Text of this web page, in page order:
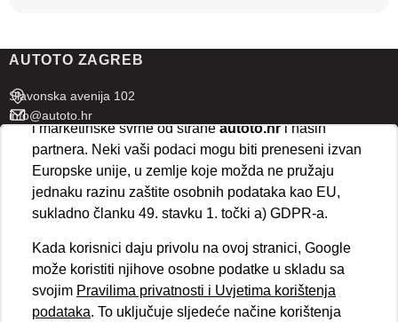
AUTOTO ZAGREB
Slavonska avenija 102
info@autoto.hr
Pon - Pet 07:30-18:00
Sub 08:00-13:00
AUTOTO SPLIT
info@autoto.hr
Pon - Pet 08:00-17:00
Sub 08:00-13:00
ispravno funkcioniranje stranice. Odabirom
kolačića na vaš uređaj i njihovu obradu za analitičke
i marketinške svrhe od straneautoto.hri naših
partnera. Neki vaši podaci mogu biti preneseni izvan
Europske unije, u zemlje koje možda ne pružaju
jednaku razinu zaštite osobnih podataka kao EU,
sukladno članku 49. stavku 1. točki a) GDPR-a.
Kada korisnici daju privolu na ovoj stranici, Google
može koristiti njihove osobne podatke u skladu sa
svojim Pravilima privatnosti i Uvjetima korištenja
podataka. To uključuje sljedeće načine korištenja